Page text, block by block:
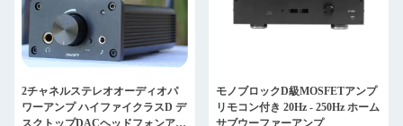
2チャネルステレオオーディオパ
ワーアンプ ハイファイクラスD デ
スクトップDACヘッドフォンアン
モノブロックD級MOSFETアンプ
リモコン付き 20Hz - 250Hz ホーム
サブウーファーアンプ